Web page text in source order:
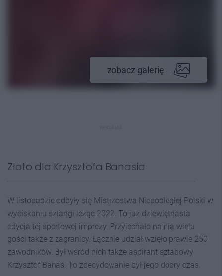
zobacz galerię
Złoto dla Krzysztofa Banasia
W listopadzie odbyły się Mistrzostwa Niepodległej Polski w
wyciskaniu sztangi leżąc 2022. To już dziewiętnasta
edycja tej sportowej imprezy. Przyjechało na nią wielu
gości także z zagranicy. Łącznie udział wzięło prawie 250
zawodników. Był wśród nich także aspirant sztabowy
Krzysztof Banaś. To zdecydowanie był jego dobry czas.